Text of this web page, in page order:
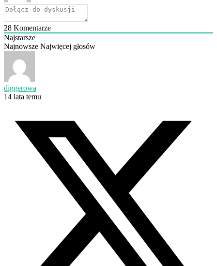
28 Komentarze
Najstarsze
Najnowsze Najwięcej głosów
diggerowa
14 lata temu